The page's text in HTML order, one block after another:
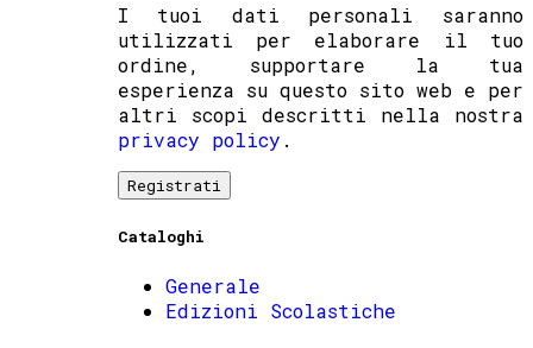
I tuoi dati personali saranno
utilizzati per elaborare il tuo
ordine, supportare la tua
esperienza su questo sito web e per
altri scopi descritti nella nostra
privacy policy .
Registrati
Cataloghi
Generale
Edizioni Scolastiche